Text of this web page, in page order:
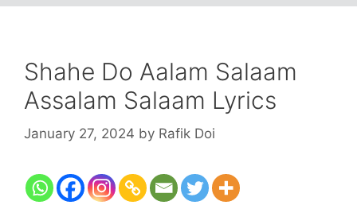
Shahe Do Aalam Salaam
Assalam Salaam Lyrics
January 27, 2024 by Rafik Doi